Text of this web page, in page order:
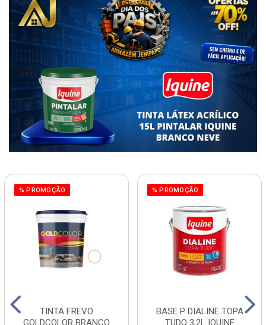
% PROMOÇÃO
TINTA FREVO
GOLDCOLOR BRANCO
% PROMOÇÃO
BASE P DIALINE TOPA
TUDO 3,2L IQUINE